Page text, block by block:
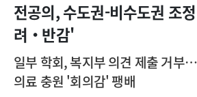
[서울아산병원] 2026년 하반기 인턴 모집
[영남대학교의료원] 마취통증의학과 임기제 임상
전공의, 수도권-비수도권 조
려‧반감'
일부 학회, 복지부 의견 제출 거부
의료 충원 '회의감' 팽배